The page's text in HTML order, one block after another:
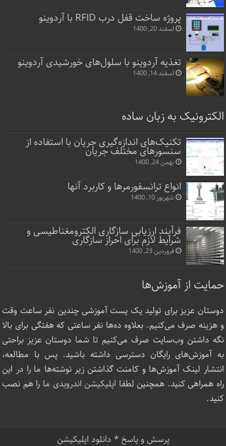
پروژه ساخت قفل‌ درب RFID با آردوینو
اسفند 20, 1400
تغذیه آردوینو با سلول‌های خورشیدی آردوینو
اسفند 14, 1400
الکترونیک به زبان ساده
تکنیک‌های اندازه‌گیری جریان با استفاده از
سنسورهای مختلف جریان
بهمن 24, 1400
انواع ترانسفورمرها و کاربرد آنها
شهریور 10, 1400
فرآیند ارزیابی سازگاری الکترومغناطیسی و
شرایط لازم برای احراز سازگاری
فروردین 23, 1400
حمایت از آموزش‌ها
دوستان عزیز برای تولید یک پست آموزشی چندین نفر ساعت‌ وقت
و هزینه صرف می‌کنیم. بعلاوه ده‌ها نفر ساعتی که هفتگی برای بالا
نگه داشتن وب‌سایت صرف ‌می‌کنیم تا شما دوستان عزیز براحتی
به آموزش‌های رایگان دسترسی داشته باشید. پس با مطالعه،
انتشار لینک‌ آموزش‌ها و کامنت گذاشتن زیر نوشته‌‌ها ما را در این
راه همراهی کنید. همچنین لطفا اپلیکیشن اندرویدی ما را هم نصب
کنید.
پرسش و پاسخ* دانلود اپلیکیشن